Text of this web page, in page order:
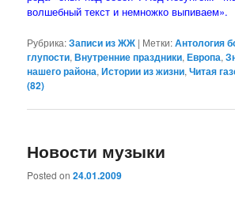
волшебный текст и немножко выпиваем».
Рубрика:Записи из ЖЖ | Метки:Антология
глупости,Внутренние праздники,Европа,
нашего района,Истории из жизни,Читая
(82)
Новости музыки
Posted on24.01.2009